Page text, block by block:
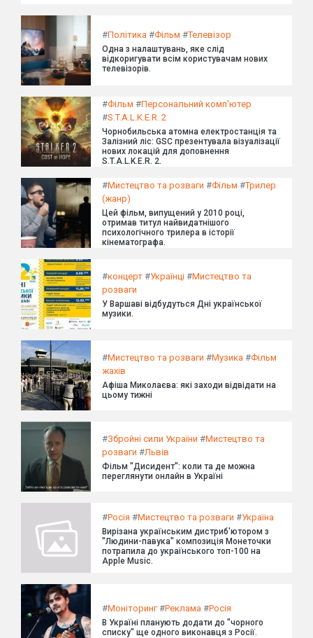
#Політика #Фільм #Телевізор
Одна з налаштувань, яке слід
відкоригувати всім користувачам нових
телевізорів.
#Фільм #Персональний комп'ютер
#S.T.A.L.K.E.R. 2
Чорнобильська атомна електростанція та
Залізний ліс: GSC презентувала візуалізації
нових локацій для доповнення
S.T.A.L.K.E.R. 2.
#Мистецтво та розваги #Фільм #Трилер
(жанр)
Цей фільм, випущений у 2010 році,
отримав титул найвидатнішого
психологічного трилера в історії
кінематографа.
#концерт #Українці #Мистецтво та
розваги
У Варшаві відбудуться Дні української
музики.
#Мистецтво та розваги #Музика #Фільм
жахів
Афіша Миколаєва: які заходи відвідати на
цьому тижні
#Збройні сили України #Мистецтво та
розваги #Львів
Фільм "Дисидент": коли та де можна
переглянути онлайн в Україні
#Росія #Мистецтво та розваги #Україна
Вирізана українським дистриб'ютором з
"Людини-павука" композиція Монеточки
потрапила до українського топ-100 на
Apple Music.
#Моніторинг#Реклама #Росія
В Україні планують додати до "чорного
списку" ще одного виконавця з Росії.